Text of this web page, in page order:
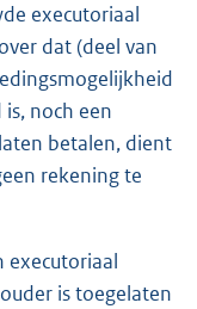
executoriaal
dat (deel van
noch een
betalen, dient
rekening te
executoriaal
is toegelaten